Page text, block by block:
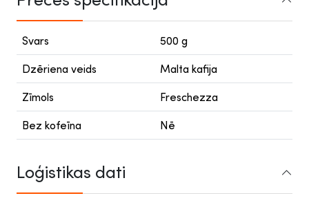
Svars 500 g
Dzēriena veids Malta kafija
Zīmols Freschezza
Bez kofeīna Nē
Loģistikas dati